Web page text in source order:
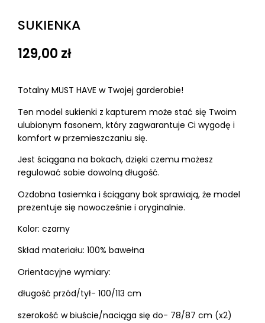
SUKIENKA
129,00 zł
Totalny MUST HAVE w Twojej garderobie!
Ten model sukienki z kapturem może stać się Twoim
ulubionym fasonem, który zagwarantuje Ci wygodę i
komfort w przemieszczaniu się.
Jest ściągana na bokach, dzięki czemu możesz
regulować sobie dowolną długość.
Ozdobna tasiemka i ściągany bok sprawiają, że model
prezentuje się nowocześnie i oryginalnie.
Kolor: czarny
Skład materiału: 100% bawełna
Orientacyjne wymiary:
długość przód/tył- 100/113 cm
szerokość w biuście/naciąga się do- 78/87 cm (x2)